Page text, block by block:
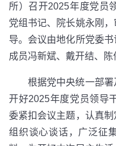
所）召开2025年度党员
党组书记、院长姚永刚
导。会议由地化所党委
成员冯新斌、戴开结、陈
根据党中央统一部
开好2025年度党员领导
委紧扣会议主题，认真
组织谈心谈话，广泛征